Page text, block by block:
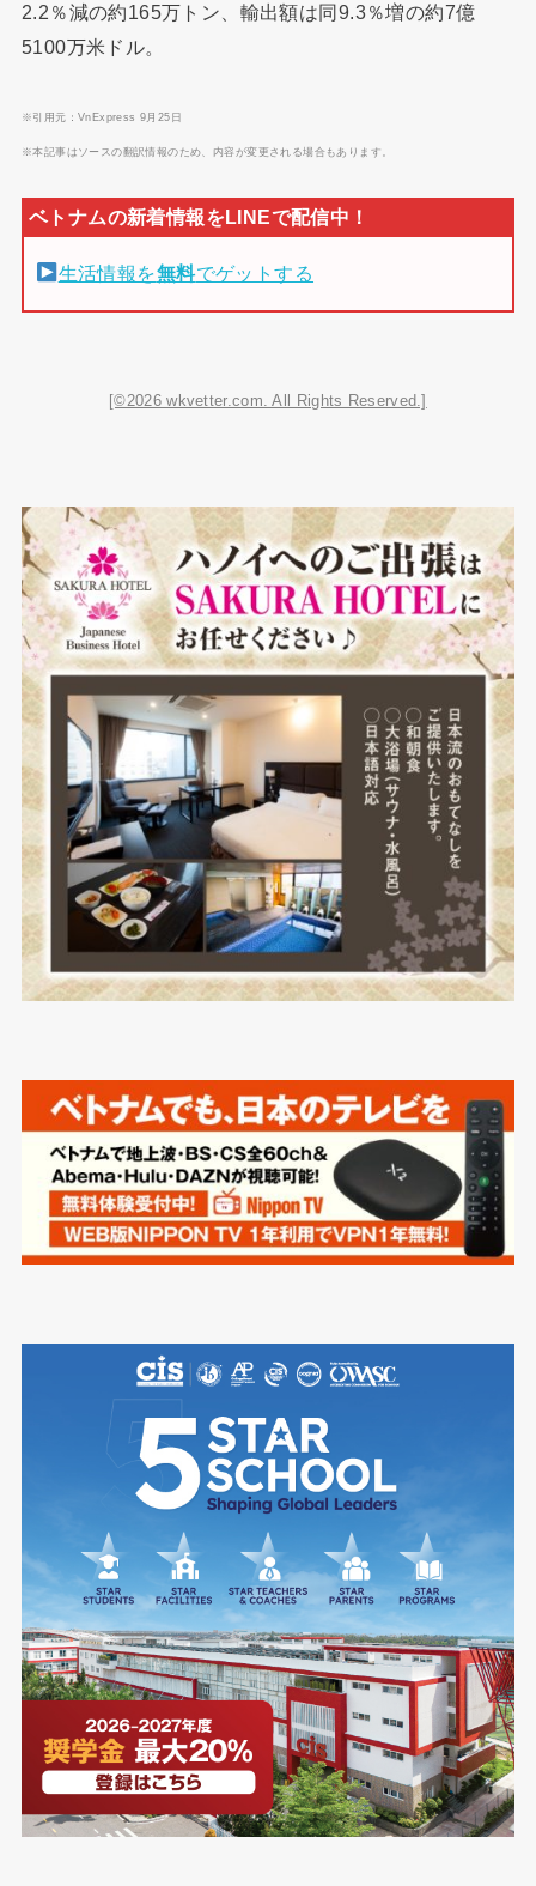
2.2％減の約165万トン、輸出額は同9.3％増の約7億
5100万米ドル。
※引用元：VnExpress 9月25日
※本記事はソースの翻訳情報のため、内容が変更される場合もあります。
生活情報を無料でゲットする
[©2026 wkvetter.com. All Rights Reserved.]